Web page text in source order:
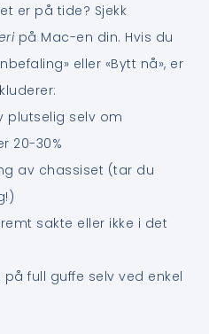
er på tide? Sjekk
på Mac-en din. Hvis du
eller «Bytt nå», er
plutselig selv om
20-30%
av chassiset (tar du
sakte eller ikke i det
full guffe selv ved enkel